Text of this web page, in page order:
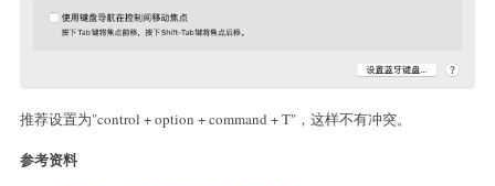
推荐设置为"control + option + command + T"，这样不有冲突。
参考资料